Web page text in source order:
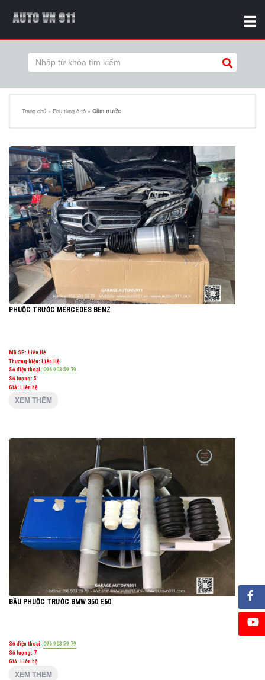
Trang chủ » Phụ tùng ô tô » Gầm trước
PHUỘC TRƯỚC MERCEDES BENZ
Mã SP: Liên Hệ
Thương hiệu: Liên Hệ
Số điện thoại: 096 903 59 79
Số lượng: 5
Giá: Liên hệ
XEM THÊM
BẦU PHUỘC TRƯỚC BMW 350 E60
Số điện thoại: 096 903 59 79
Số lượng: 7
Giá: Liên hệ
XEM THÊM